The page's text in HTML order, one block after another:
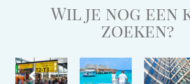
Wil je nog een
zoeken?